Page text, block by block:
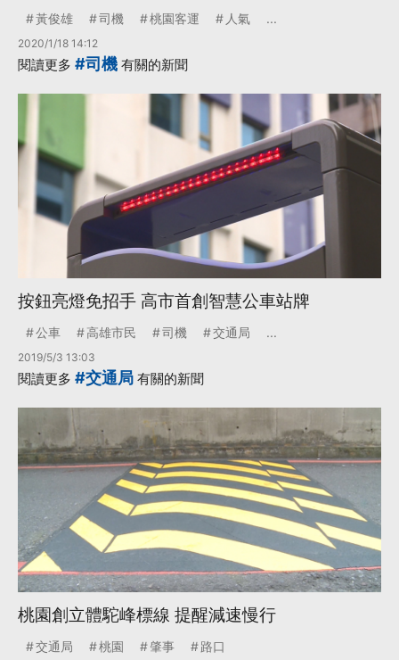
黃俊雄 司機 桃園客運 人氣 ...
2020/1/18 14:12
閱讀更多 #司機 有關的新聞
按鈕亮燈免招手 高市首創智慧公車站牌
公車 高雄市民 司機 交通局 ...
2019/5/3 13:03
閱讀更多 #交通局 有關的新聞
桃園創立體駝峰標線 提醒減速慢行
交通局 桃園 肇事 路口